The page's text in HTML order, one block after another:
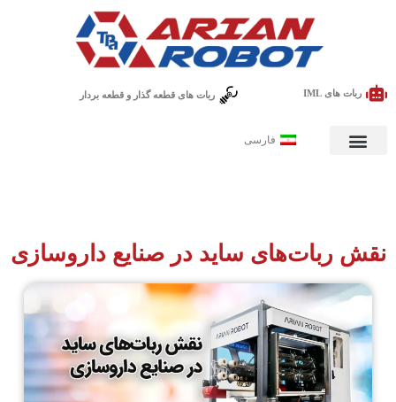
ربات های IML ربات های قطعه گذار و قطعه بردار
فارسی
نقش ربات‌های ساید در صنایع داروسازی